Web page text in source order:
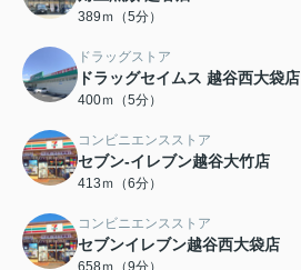
389ｍ（5分）
ドラッグストア
ドラッグセイムス 越谷西大袋店
400ｍ（5分）
コンビニエンスストア
セブン-イレブン越谷大竹店
413ｍ（6分）
コンビニエンスストア
セブンイレブン越谷西大袋店